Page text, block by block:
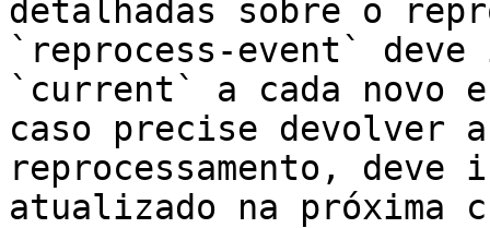
detalhadas sobre o
`reprocess-event`
`current` a cada
caso precise devolver a
reprocessamento,
atualizado na próxima